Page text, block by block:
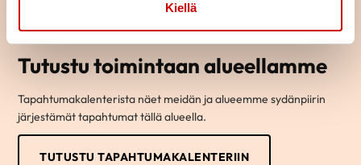
Kiellä
Tutustu toimintaan alueellamme
Tapahtumakalenterista näet meidän ja alueemme sydänpiirin
järjestämät tapahtumat tällä alueella.
TUTUSTU TAPAHTUMAKALENTERIIN